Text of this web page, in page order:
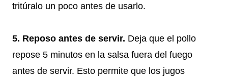
tritúralo un poco antes de usarlo.
5. Reposo antes de servir. Deja que el pollo
repose 5 minutos en la salsa fuera del fuego
antes de servir. Esto permite que los jugos